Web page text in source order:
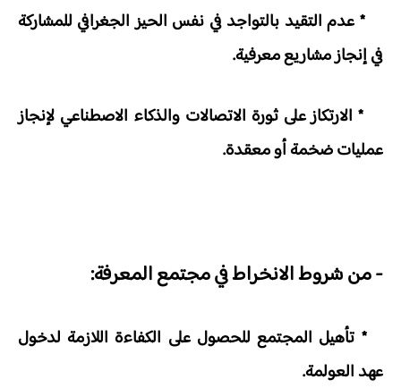
* عدم التقيد بالتواجد في نفس الحيز الجغرافي للمشاركة
في إنجاز مشاريع معرفية.
* الارتكاز على ثورة الاتصالات والذكاء الاصطناعي لإنجاز
عمليات ضخمة أو معقدة.
- من شروط الانخراط في مجتمع المعرفة:
* تأهيل المجتمع للحصول على الكفاءة اللازمة لدخول
عهد العولمة.